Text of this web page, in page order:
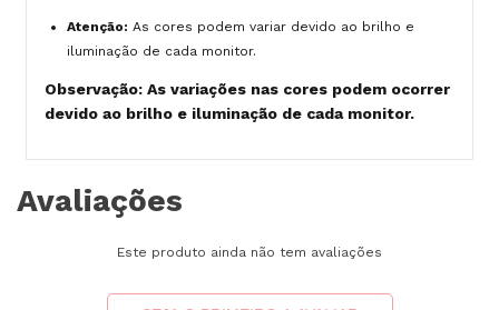
Atenção: As cores podem variar devido ao brilho e
iluminação de cada monitor.
Observação: As variações nas cores podem ocorrer
devido ao brilho e iluminação de cada monitor.
Avaliações
Este produto ainda não tem avaliações